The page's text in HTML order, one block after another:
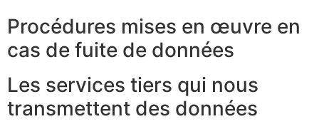
Procédures mises en œuvre en
cas de fuite de données
Les services tiers qui nous
transmettent des données